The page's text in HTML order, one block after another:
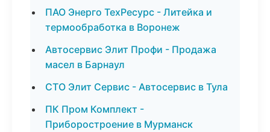
ПАО Энерго ТехРесурс - Литейка и
термообработка в Воронеж
Автосервис Элит Профи - Продажа
масел в Барнаул
СТО Элит Сервис - Автосервис в Тула
ПК Пром Комплект -
Приборостроение в Мурманск